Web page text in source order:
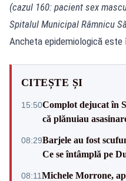
(cazul 160: pacient sex
Spitalul Municipal Râmnicu
Ancheta epidemiologică este
CITEȘTE ȘI
15:50Complot dejucat în
că plănuiau
08:29Barjele au fost
Ce se întâmplă pe
08:11Michele Morrone,